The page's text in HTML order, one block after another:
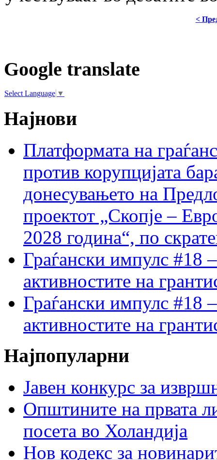
<
Google translate
Select Language ▼
Најнови
Платформата на
против корупцијата
донесувањето на
проектот „Скопје –
2028 година“, по
Граѓански импулс #18
активностите на
Граѓански импулс #18
активностите на
Најпопуларни
Јавен конкурс за
Општините на првата
посета во Холандија
Нов кодекс за